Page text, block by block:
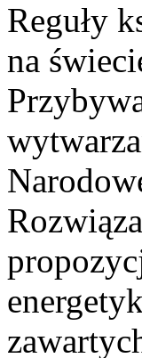
Reguły
na